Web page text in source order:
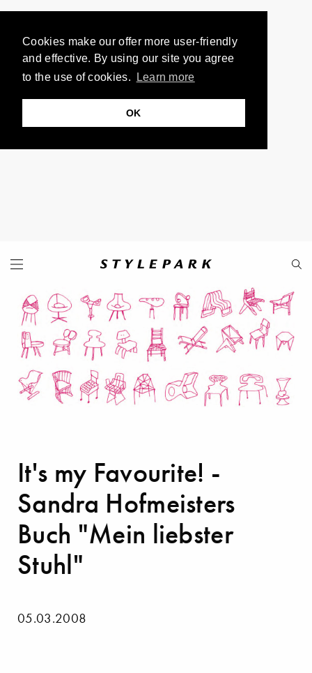
Cookies make our offer more user-friendly
and effective. By using our site you agree
to the use of cookies.
Learn more
OK
It's my Favourite! -
Sandra Hofmeisters
Buch "Mein liebster
Stuhl"
05.03.2008